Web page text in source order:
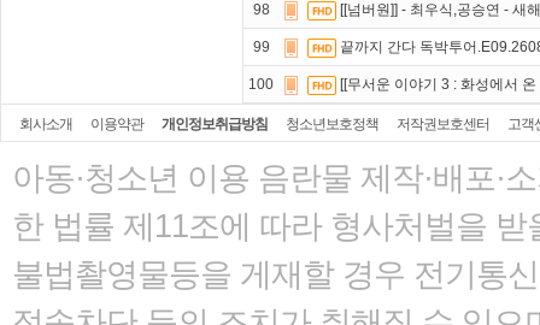
98 [[넘버원]] - 최우식,공승연 - 새
99 끝까지 간다 독박투어
100 [[무서운 이야기 3 : 화성에서
회사소개 이용약관 개인정보취급방침 청소년보호정책 저작권보호센터 고객
아동·청소년 이용 음란물 제작·배포·
한 법률 제11조에 따라 형사처벌을 받
불법촬영물등을 게재할 경우 전기통